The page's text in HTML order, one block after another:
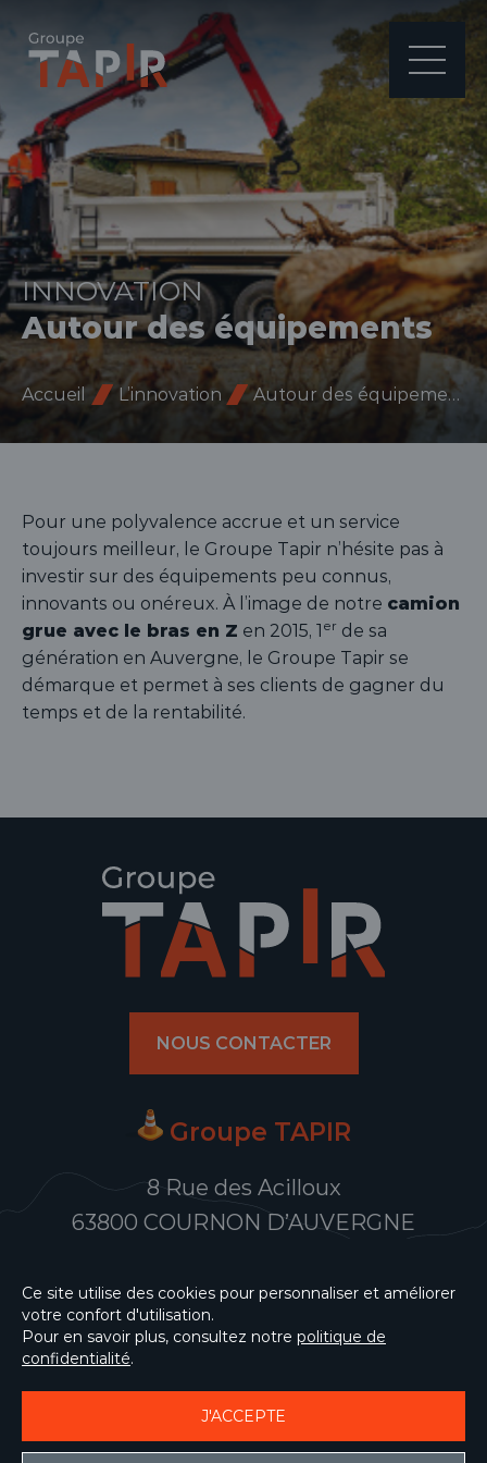
le sous-menu
le sous-menu
INNOVATION
Autour des équipements
Accueil L’innovation Autour des équipements
Pour une polyvalence accrue et un service
toujours meilleur, le Groupe Tapir n’hésite pas à
investir sur des équipements peu connus,
innovants ou onéreux. À l’image de notre camion
grue avec le bras en Z en 2015, 1 er de sa
génération en Auvergne, le Groupe Tapir se
démarque et permet à ses clients de gagner du
temps et de la rentabilité.
NOUS CONTACTER
Groupe TAPIR
8 Rue des Acilloux
63800 COURNON D’AUVERGNE
PLAN DU SITE
Ce site utilise des cookies pour personnaliser et améliorer
votre confort d'utilisation.
Pour en savoir plus, consultez notre politique de
confidentialité.
J'ACCEPTE